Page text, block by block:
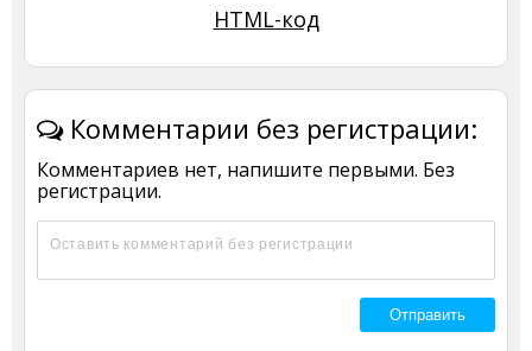
HTML-код
Комментарии без регистрации:
Комментариев нет, напишите первыми. Без
регистрации.